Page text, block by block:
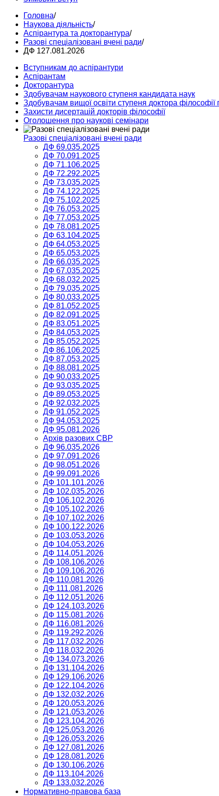
Головна/
Наукова діяльність/
Аспірантура та докторантура/
Разові спеціалізовані вчені ради/
ДФ 127.081.2026
Вступникам до аспірантури
Аспірантам
Докторантура
Здобувачам наукового ступеня кандидата наук
Здобувачам вищої освіти ступеня доктора філософії
Захисти дисертацій докторів філософії
Оголошення про наукові семінари
Разові спеціалізовані вчені ради
ДФ 69.035.2025
ДФ 70.091.2025
ДФ 71.106.2025
ДФ 72.292.2025
ДФ 73.035.2025
ДФ 74.122.2025
ДФ 75.102.2025
ДФ 76.053.2025
ДФ 77.053.2025
ДФ 78.081.2025
ДФ 63.104.2025
ДФ 64.053.2025
ДФ 65.053.2025
ДФ 66.035.2025
ДФ 67.035.2025
ДФ 68.032.2025
ДФ 79.035.2025
ДФ 80.033.2025
ДФ 81.052.2025
ДФ 82.091.2025
ДФ 83.051.2025
ДФ 84.053.2025
ДФ 85.052.2025
ДФ 86.106.2025
ДФ 87.053.2025
ДФ 88.081.2025
ДФ 90.033.2025
ДФ 93.035.2025
ДФ 89.053.2025
ДФ 92.032.2025
ДФ 91.052.2025
ДФ 94.053.2025
ДФ 95.081.2026
Архів разових СВР
ДФ 96.035.2026
ДФ 97.091.2026
ДФ 98.051.2026
ДФ 99.091.2026
ДФ 101.101.2026
ДФ 102.035.2026
ДФ 106.102.2026
ДФ 105.102.2026
ДФ 107.102.2026
ДФ 100.122.2026
ДФ 103.053.2026
ДФ 104.053.2026
ДФ 114.051.2026
ДФ 108.106.2026
ДФ 109.106.2026
ДФ 110.081.2026
ДФ 111.081.2026
ДФ 112.051.2026
ДФ 124.103.2026
ДФ 115.081.2026
ДФ 116.081.2026
ДФ 119.292.2026
ДФ 117.032.2026
ДФ 118.032.2026
ДФ 134.073.2026
ДФ 131.104.2026
ДФ 129.106.2026
ДФ 122.104.2026
ДФ 132.032.2026
ДФ 120.053.2026
ДФ 121.053.2026
ДФ 123.104.2026
ДФ 125.053.2026
ДФ 126.053.2026
ДФ 127.081.2026
ДФ 128.081.2026
ДФ 130.106.2026
ДФ 113.104.2026
ДФ 133.032.2026
Нормативно-правова база